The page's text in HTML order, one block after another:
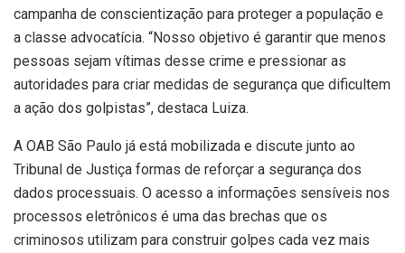
campanha de conscientização para proteger a população e
a classe advocatícia. “Nosso objetivo é garantir que menos
pessoas sejam vítimas desse crime e pressionar as
autoridades para criar medidas de segurança que dificultem
a ação dos golpistas”, destaca Luiza.
A OAB São Paulo já está mobilizada e discute junto ao
Tribunal de Justiça formas de reforçar a segurança dos
dados processuais. O acesso a informações sensíveis nos
processos eletrônicos é uma das brechas que os
criminosos utilizam para construir golpes cada vez mais